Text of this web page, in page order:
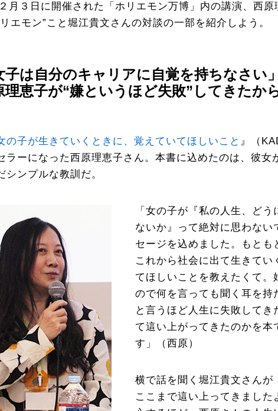
月３日に開催された「ホリエモン万博」内の講演、西原
エモン”こと堀江貴文さんの対談の一部を紹介しよう。
子は自分のキャリアに自覚を持ちなさい」
理恵子が“嫌というほど失敗”してきたか
の子が生きていくときに、覚えていてほしいこと 』（
ラーになった西原理恵子さん。本書に込めたのは、彼女
シンプルな教訓だ。
「女の子が『私の人生、どう
ないか』って絶対に思わない
セージを込めました。もとも
これから社会に出て生きてい
てほしいことを教えたくて。
ので何を言っても聞く耳を持
と言うほど人生に失敗してき
て這い上がってきたのかを本
す」（西原）
横で話を聞く堀江貴文さんが
ここまで這い上ってきまし